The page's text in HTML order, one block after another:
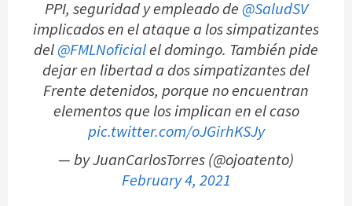
PPI, seguridad y empleado de @SaludSV
implicados en el ataque a los simpatizantes
del@FMLNoficialel domingo. También pide
dejar en libertad a dos simpatizantes del
Frente detenidos, porque no encuentran
elementos que los implican en el caso
pic.twitter.com/oJGirhKSJy
— by JuanCarlosTorres (@ojoatento)
February 4, 2021